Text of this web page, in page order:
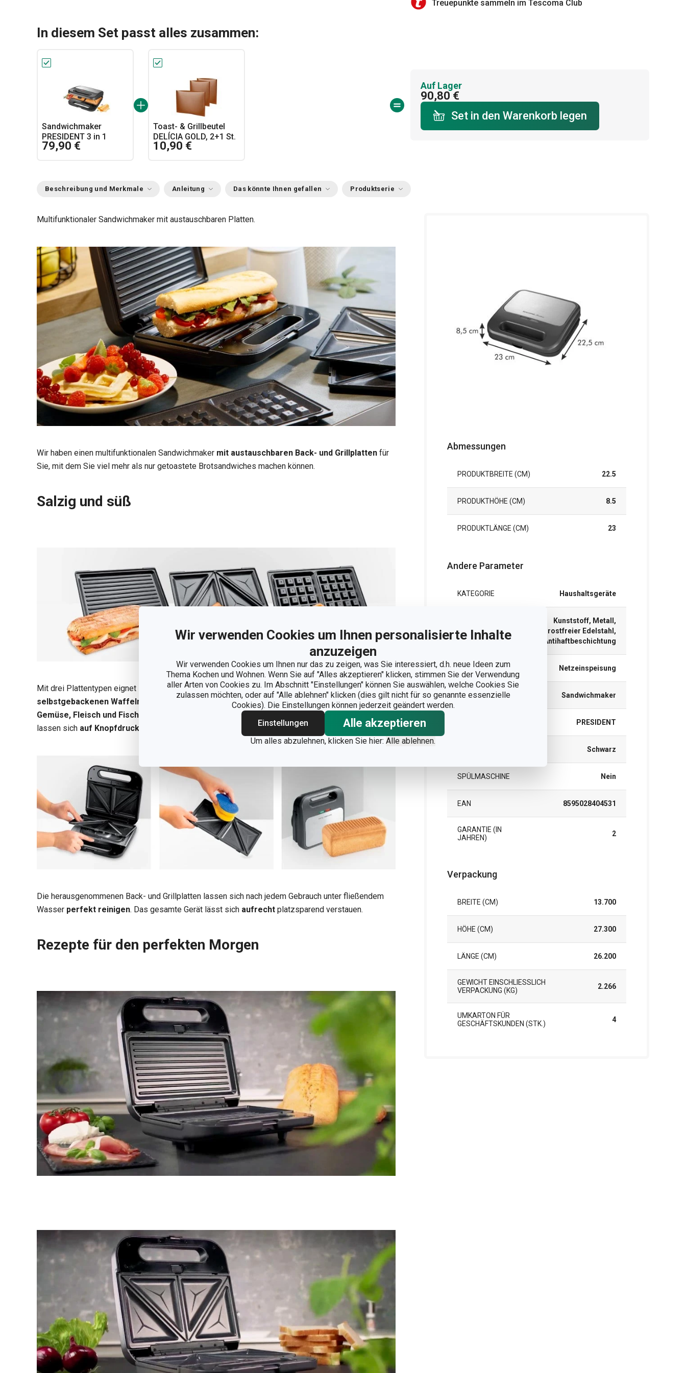
Wir verwenden Cookies um Ihnen personalisierte Inhalte
anzuzeigen
Wir verwenden Cookies um Ihnen nur das zu zeigen, was Sie interessiert, d.h. neue Ideen zum
Thema Kochen und Wohnen. Wenn Sie auf "Alles akzeptieren" klicken, stimmen Sie der Verwendung
aller Arten von Cookies zu. Im Abschnitt "Einstellungen" können Sie auswählen, welche Cookies Sie
zulassen möchten, oder auf "Alle ablehnen" klicken (dies gilt nicht für so genannte essenzielle
Cookies). Die Einstellungen können jederzeit geändert werden.
Einstellungen
Alle akzeptieren
Um alles abzulehnen, klicken Sie hier: Alle ablehnen.
Treuepunkte sammeln im Tescoma Club
In diesem Set passt alles zusammen:
Sandwichmaker
PRESIDENT 3 in 1
79,90 €
Toast- & Grillbeutel
DELÍCIA GOLD, 2+1 St.
10,90 €
Auf Lager
90,80 €
Set in den Warenkorb legen
Beschreibung und Merkmale Anleitung Das könnte Ihnen gefallen Produktserie
Multifunktionaler Sandwichmaker mit austauschbaren Platten.
Wir haben einen multifunktionalen Sandwichmaker mit austauschbaren Back- und Grillplatten für
Sie, mit dem Sie viel mehr als nur getoastete Brotsandwiches machen können.
Salzig und süß
Mit drei Plattentypen eignet sich das Gerät auch hervorragend für die Zubereitung von
selbstgebackenen Waffeln
, das Backen von gefüllten"Panini" und das schonendeGrillen von
Gemüse, Fleisch und Fisch . Die austauschbaren Platten mit hochwertiger Antihaftbeschichtung
lassen sich auf Knopfdruck
Die herausgenommenen Back- und Grillplatten lassen sich nach jedem Gebrauch unter fließendem
Wasser perfekt reinigen. Das gesamte Gerät lässt sich aufrecht platzsparend verstauen.
Rezepte für den perfekten Morgen
Abmessungen
PRODUKTBREITE (CM) 22.5
PRODUKTHÖHE (CM) 8.5
PRODUKTLÄNGE (CM) 23
Andere Parameter
KATEGORIE Haushaltsgeräte
MATERIAL
Kunststoff, Metall,
rostfreier Edelstahl,
Antihaftbeschichtung
NETZTEILTYP Netzeinspeisung
PRODUKTART Sandwichmaker
PRESIDENT
Schwarz
SPÜLMASCHINE Nein
EAN 8595028404531
GARANTIE (IN
JAHREN)
2
Verpackung
BREITE (CM) 13.700
HÖHE (CM) 27.300
LÄNGE (CM) 26.200
GEWICHT EINSCHLIESSLICH V
ERPACKUNG (KG)
2.266
UMKARTON FÜR
GESCHÄFTSKUNDEN (STK.)
4